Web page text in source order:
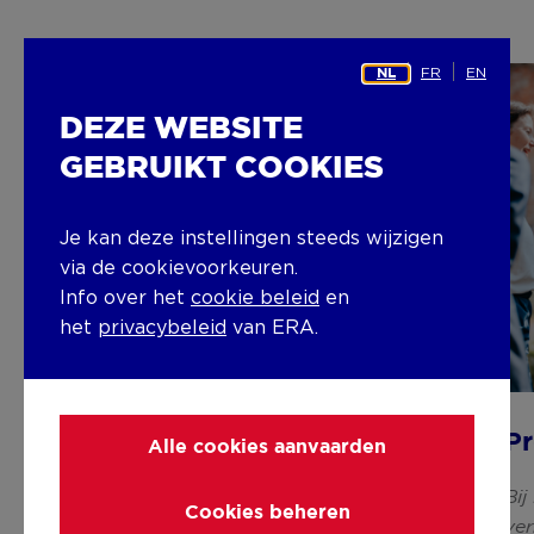
Projectgrond zoeken
NL FR EN
DEZE WEBSITE
GEBRUIKT COOKIES
Je kan deze instellingen steeds wijzigen
via de cookievoorkeuren.
Info over het cookie beleid en
het privacybeleid van ERA.
Alle cookies aanvaarden
Cookies beheren